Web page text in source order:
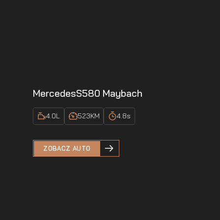
MercedesS580 Maybach
4.0L 523KM 4.8s
ZOBACZ AUTO